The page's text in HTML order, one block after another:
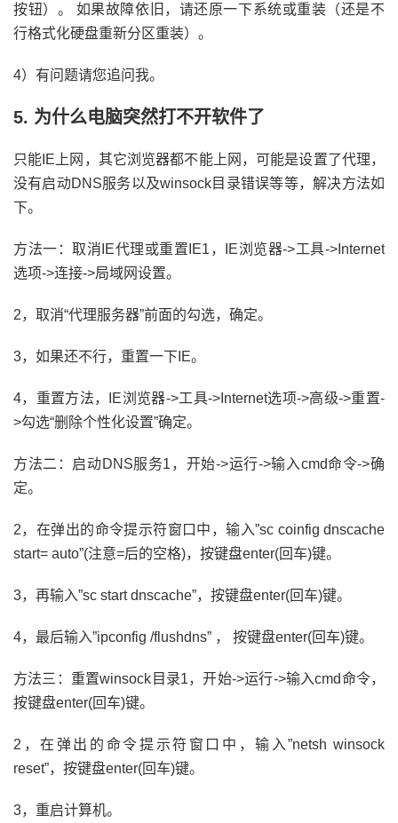
按钮）。 如果故障依旧，请还原一下系统或重装（还是不
行格式化硬盘重新分区重装）。
4）有问题请您追问我。
5. 为什么电脑突然打不开软件了
只能IE上网，其它浏览器都不能上网，可能是设置了代理，
没有启动DNS服务以及winsock目录错误等等，解决方法如
下。
方法一：取消IE代理或重置IE1，IE浏览器->工具->Internet
选项->连接->局域网设置。
2，取消“代理服务器”前面的勾选，确定。
3，如果还不行，重置一下IE。
4，重置方法，IE浏览器->工具->Internet选项->高级->重置-
>勾选“删除个性化设置”确定。
方法二：启动DNS服务1，开始->运行->输入cmd命令->确
定。
2，在弹出的命令提示符窗口中，输入”sc coinfig dnscache
start= auto”(注意=后的空格)，按键盘enter(回车)键。
3，再输入”sc start dnscache”，按键盘enter(回车)键。
4，最后输入”ipconfig /flushdns” ， 按键盘enter(回车)键。
方法三：重置winsock目录1，开始->运行->输入cmd命令，
按键盘enter(回车)键。
2，在弹出的命令提示符窗口中，输入”netsh winsock
reset”，按键盘enter(回车)键。
3，重启计算机。